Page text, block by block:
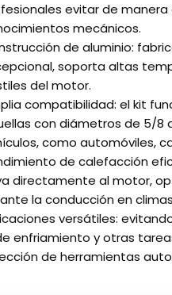
evitar de
mecánicos.
de aluminio:
soporta altas
del motor.
compatibilidad: el kit
con diámetros de 5/8
como automóviles,
de calefacción
directamente al motor,
la conducción en
versátiles:
enfriamiento y otras
de herramientas